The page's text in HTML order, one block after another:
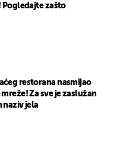
Pogledajte zašto
restorana nasmijao
Za sve je zaslužan
naziv jela